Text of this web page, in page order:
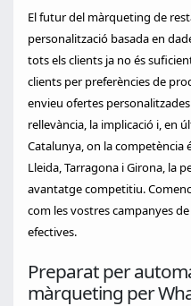
El futur del màrqueting de
personalització basada en
tots els clients ja no és
clients per preferències de
envieu ofertes
rellevància, la implicació i, en
Catalunya, on la competència
Lleida, Tarragona i Girona, la
avantatge competitiu.
com les vostres campanyes
efectives.
Preparat per
màrqueting per